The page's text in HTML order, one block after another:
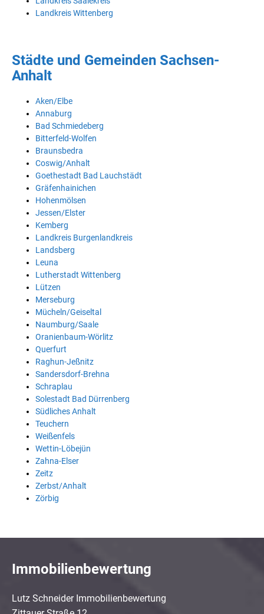
Landkreis Wittenberg
Städte und Gemeinden Sachsen-
Anhalt
Aken/Elbe
Annaburg
Bad Schmiedeberg
Bitterfeld-Wolfen
Braunsbedra
Coswig/Anhalt
Goethestadt Bad Lauchstädt
Gräfenhainichen
Hohenmölsen
Jessen/Elster
Kemberg
Landkreis Burgenlandkreis
Landsberg
Leuna
Lutherstadt Wittenberg
Lützen
Merseburg
Mücheln/Geiseltal
Naumburg/Saale
Oranienbaum-Wörlitz
Querfurt
Raghun-Jeßnitz
Sandersdorf-Brehna
Schraplau
Solestadt Bad Dürrenberg
Südliches Anhalt
Teuchern
Weißenfels
Wettin-Löbejün
Zahna-Elser
Zeitz
Zerbst/Anhalt
Zörbig
Immobilienbewertung
Lutz Schneider Immobilienbewertung